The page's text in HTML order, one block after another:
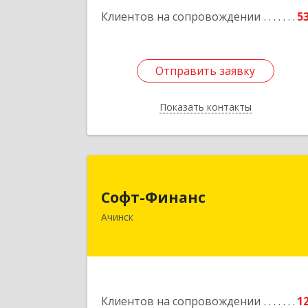
Клиентов на сопровождении
Отправить заявку
Показать контакты
Отправить заявку
Назад
Софт-Финанс
Ачинск
Клиентов на сопровождении
662150, Красноярский край, Ачинск г,